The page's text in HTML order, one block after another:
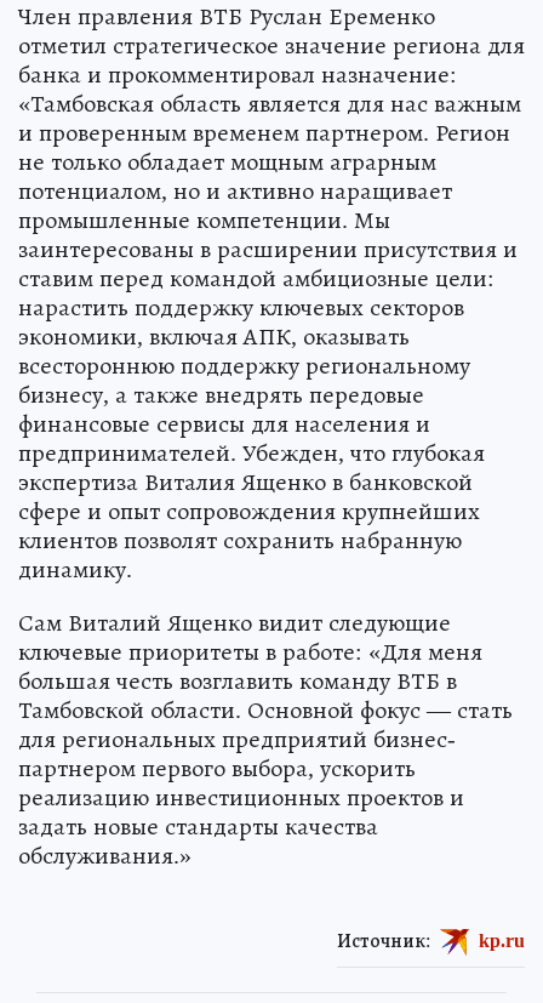
Член правления ВТБ Руслан Еременко
отметил стратегическое значение региона для
банка и прокомментировал назначение:
«Тамбовская область является для нас важным
и проверенным временем партнером. Регион
не только обладает мощным аграрным
потенциалом, но и активно наращивает
промышленные компетенции. Мы
заинтересованы в расширении присутствия и
ставим перед командой амбициозные цели:
нарастить поддержку ключевых секторов
экономики, включая АПК, оказывать
всестороннюю поддержку региональному
бизнесу, а также внедрять передовые
финансовые сервисы для населения и
предпринимателей. Убежден, что глубокая
экспертиза Виталия Ященко в банковской
сфере и опыт сопровождения крупнейших
клиентов позволят сохранить набранную
динамику.
Сам Виталий Ященко видит следующие
ключевые приоритеты в работе: «Для меня
большая честь возглавить команду ВТБ в
Тамбовской области. Основной фокус — стать
для региональных предприятий бизнес-
партнером первого выбора, ускорить
реализацию инвестиционных проектов и
задать новые стандарты качества
обслуживания.»
Источник: kp.ru